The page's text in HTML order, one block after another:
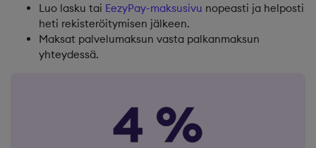
Luo lasku tai EezyPay-maksusivu nopeasti ja helposti
heti rekisteröitymisen jälkeen.
Maksat palvelumaksun vasta palkanmaksun
yhteydessä.